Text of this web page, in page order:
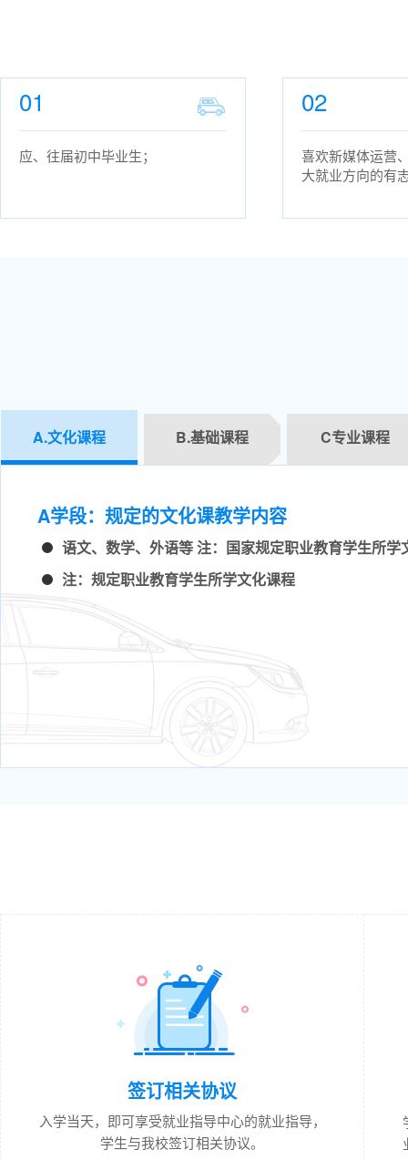
01 
应、往届初中毕业生；
02
喜欢新媒体运营
大就业方向的有
A.文化课程 B.基础课程 C专业课程
A学段：规定的文化课教学内容
语文、数学、外语等 注：国家规定职业教育学生所学
注：规定职业教育学生所学文化课程
签订相关协议
入学当天，即可享受就业指导中心的就业指导，
学生与我校签订相关协议。